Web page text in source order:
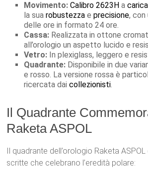
Movimento: Calibro 2623H a
la suarobustezza eprecisione, con
delle ore in formato 24 ore.
Cassa: Realizzata in ottone
all’orologio un aspetto lucido e
Vetro: In plexiglass, leggero e
Quadrante: Disponibile in due
e rosso. La versione rossa è
ricercata daicollezionisti.
Il Quadrante
Raketa ASPOL
Il quadrante dell’orologio Raketa
scritte che celebrano l’eredità polare: